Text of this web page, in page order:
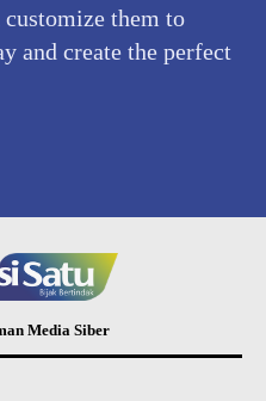
customize them to
and create the perfect
Media Siber